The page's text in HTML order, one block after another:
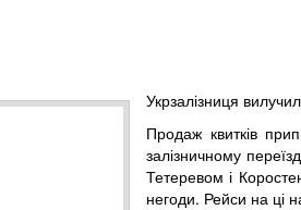
Укрзалізниця
Продаж квитків
залізничному
Тетеревом і
негоди. Рейси на ці